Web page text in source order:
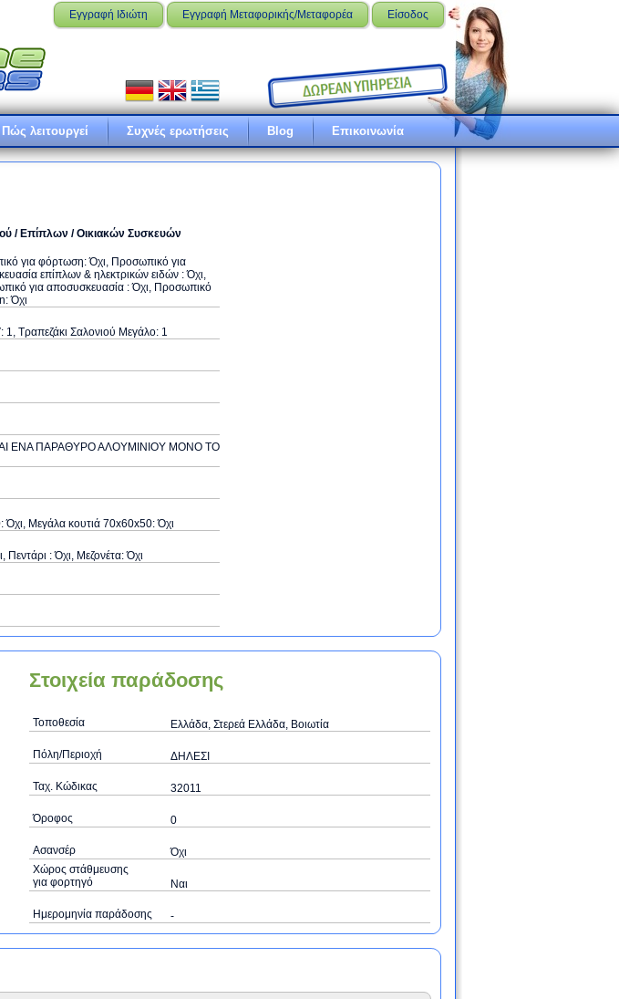
Εγγραφή Ιδιώτη Εγγραφή Μεταφορικής/Μεταφορέα Είσοδος
Πώς λειτουργεί Συχνές ερωτήσεις Blog Επικοινωνία
/ Επίπλων / Οικιακών Συσκευών
για φόρτωση: Όχι, Προσωπικό για
επίπλων & ηλεκτρικών ειδών : Όχι,
για αποσυσκευασία : Όχι, Προσωπικό
Όχι
Τραπεζάκι Σαλονιού Μεγάλο: 1
ΚΑΙ ΕΝΑ ΠΑΡΑΘΥΡΟ ΑΛΟΥΜΙΝΙΟΥ ΜΟΝΟ ΤΟ
Όχι, Μεγάλα κουτιά 70x60x50: Όχι
Πεντάρι : Όχι, Μεζονέτα: Όχι
Στοιχεία παράδοσης
Τοποθεσία Ελλάδα, Στερεά Ελλάδα, Βοιωτία
Πόλη/Περιοχή ΔΗΛΕΣΙ
Ταχ. Κώδικας 32011
Όροφος 0
Ασανσέρ
Όχι
Χώρος στάθμευσης
για φορτηγό
Ναι
Ημερομηνία παράδοσης -